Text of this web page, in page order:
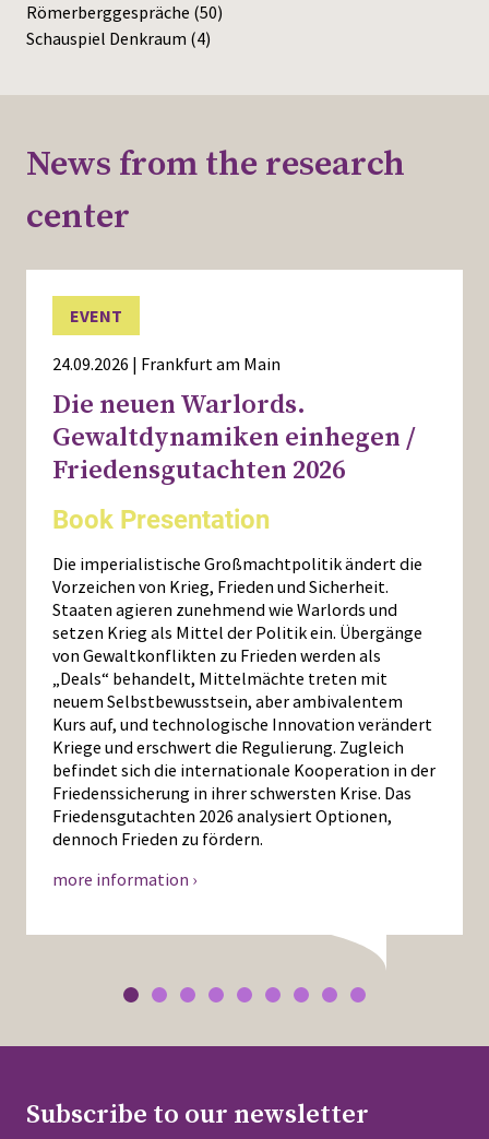
Römerberggespräche (50)
Schauspiel Denkraum (4)
News from the research
center
EVENT
24.09.2026 | Frankfurt am Main
Die neuen Warlords.
Gewaltdynamiken einhegen /
Friedensgutachten 2026
Book Presentation
Die imperialistische Großmachtpolitik ändert die
Vorzeichen von Krieg, Frieden und Sicherheit.
Staaten agieren zunehmend wie Warlords und
setzen Krieg als Mittel der Politik ein. Übergänge
von Gewaltkonflikten zu Frieden werden als
„Deals“ behandelt, Mittelmächte treten mit
neuem Selbstbewusstsein, aber ambivalentem
Kurs auf, und technologische Innovation verändert
Kriege und erschwert die Regulierung. Zugleich
befindet sich die internationale Kooperation in der
Friedenssicherung in ihrer schwersten Krise. Das
Friedensgutachten 2026 analysiert Optionen,
dennoch Frieden zu fördern.
more information ›
Subscribe to our newsletter